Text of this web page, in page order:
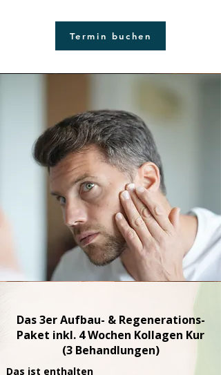
Termin buchen
Das 3er Aufbau- & Regenerations-
Paket inkl. 4 Wochen Kollagen Kur
(3 Behandlungen)
​​Das ist enthalten